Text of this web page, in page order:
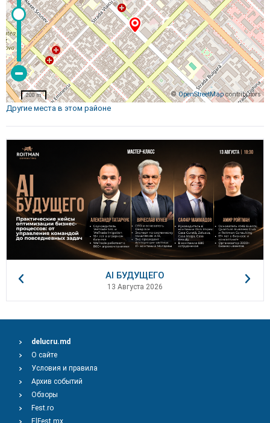
©OpenStreetMapcontributors
200 m
Другие места в этом районе
AI БУДУЩЕГО
13 Августа 2026
delucru.md
О сайте
Условия и правила
Архив событий
Обзоры
Fest.ro
ElFest.mx